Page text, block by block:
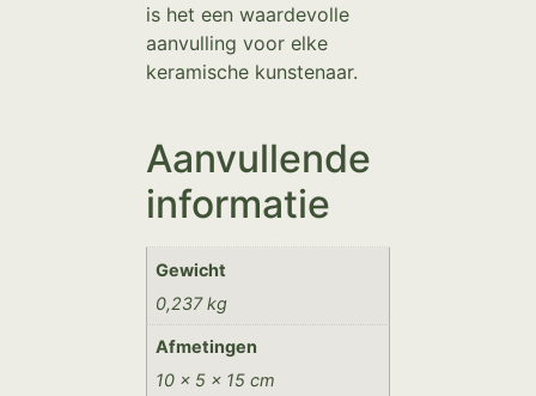
is het een waardevolle
aanvulling voor elke
keramische kunstenaar.
Aanvullende
informatie
Gewicht
0,237 kg
Afmetingen
10 × 5 × 15 cm